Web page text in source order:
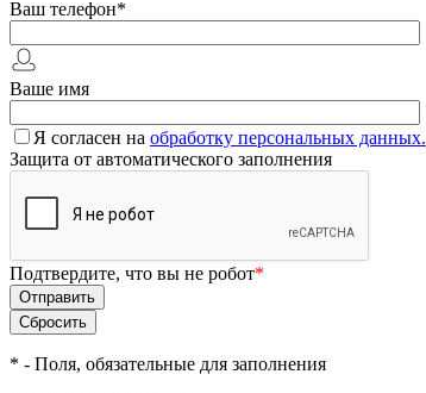
Ваш телефон*
Ваше имя
Я согласен на обработку персональных данных.
Защита от автоматического заполнения
Подтвердите, что вы не робот*
* - Поля, обязательные для заполнения